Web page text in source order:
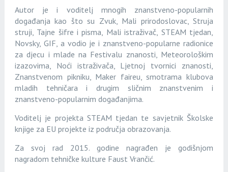
Autor je i voditelj mnogih znanstveno-popularnih
događanja kao što su Zvuk, Mali prirodoslovac, Struja
struji, Tajne šifre i pisma, Mali istraživač, STEAM tjedan,
Novsky, GIF, a vodio je i znanstveno-popularne radionice
za djecu i mlade na Festivalu znanosti, Meteorološkim
izazovima, Noći istraživača, Ljetnoj tvornici znanosti,
Znanstvenom pikniku, Maker faireu, smotrama klubova
mladih tehničara i drugim sličnim znanstvenim i
znanstveno-popularnim događanjima.
Voditelj je projekta STEAM tjedan te savjetnik Školske
knjige za EU projekte iz područja obrazovanja.
Za svoj rad 2015. godine nagrađen je godišnjom
nagradom tehničke kulture Faust Vrančić.